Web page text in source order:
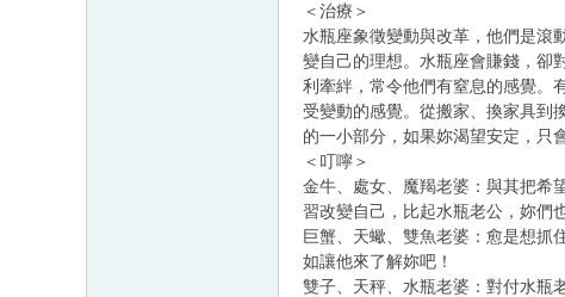
＜治療＞
水瓶座象徵變動與改革，他們是滾
變自己的理想。水瓶座會賺錢，卻
利牽絆，常令他們有窒息的感覺。
受變動的感覺。從搬家、換家具到
的一小部分，如果妳渴望安定，只
＜叮嚀＞
金牛、處女、魔羯老婆：與其把希
習改變自己，比起水瓶老公，妳們
巨蟹、天蠍、雙魚老婆：愈是想抓
如讓他來了解妳吧！
雙子、天秤、水瓶老婆：對付水瓶